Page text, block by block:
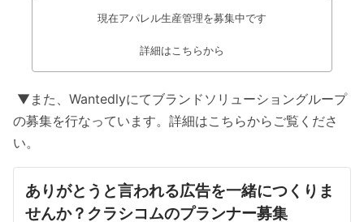
現在アパレル生産管理を募集中です
詳細はこちらから
▼また、Wantedlyにてブランドソリューショングループ
の募集を行なっています。詳細はこちらからご覧くださ
い。